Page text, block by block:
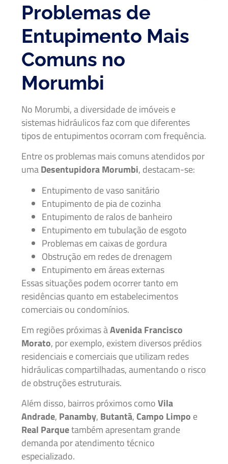
Problemas de
Entupimento Mais
Comuns no
Morumbi
No Morumbi, a diversidade de imóveis e
sistemas hidráulicos faz com que diferentes
tipos de entupimentos ocorram com frequência.
Entre os problemas mais comuns atendidos por
umaDesentupidora Morumbi, destacam-se:
Entupimento de vaso sanitário
Entupimento de pia de cozinha
Entupimento de ralos de banheiro
Entupimento em tubulação de esgoto
Problemas em caixas de gordura
Obstrução em redes de drenagem
Entupimento em áreas externas
Essas situações podem ocorrer tanto em
residências quanto em estabelecimentos
comerciais ou condomínios.
Em regiões próximas àAvenida Francisco
Morato, por exemplo, existem diversos prédios
residenciais e comerciais que utilizam redes
hidráulicas compartilhadas, aumentando o risco
de obstruções estruturais.
Além disso, bairros próximos comoVila
Andrade, Panamby, Butantã, Campo Limpo e
Real Parquetambém apresentam grande
demanda por atendimento técnico
especializado.